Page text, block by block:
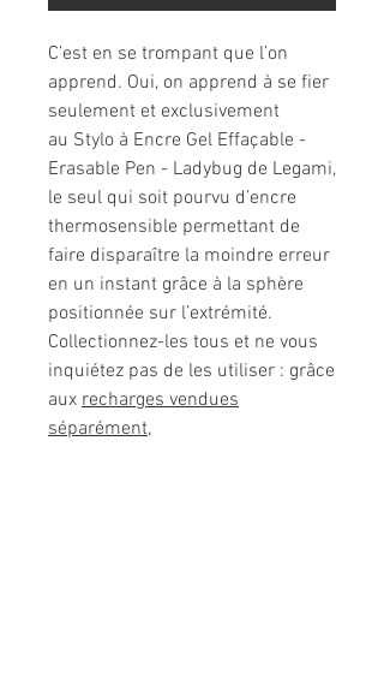
C’est en se trompant que l’on
apprend. Oui, on apprend à se fier
seulement et exclusivement
au Stylo à Encre Gel Effaçable -
Erasable Pen - Ladybug de Legami,
le seul qui soit pourvu d’encre
thermosensible permettant de
faire disparaître la moindre erreur
en un instant grâce à la sphère
positionnée sur l’extrémité.
Collectionnez-les tous et ne vous
inquiétez pas de les utiliser : grâce
aux recharges vendues
séparément,